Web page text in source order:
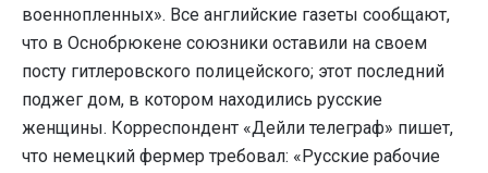
военнопленных». Все английские газеты сообщают,
что в Оснобрюкене союзники оставили на своем
посту гитлеровского полицейского; этот последний
поджег дом, в котором находились русские
женщины. Корреспондент «Дейли телеграф» пишет,
что немецкий фермер требовал: «Русские рабочие